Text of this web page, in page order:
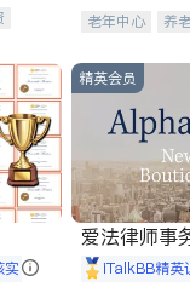
老年中心 养
实
精英会员
爱法律师事
iTalkBB精英